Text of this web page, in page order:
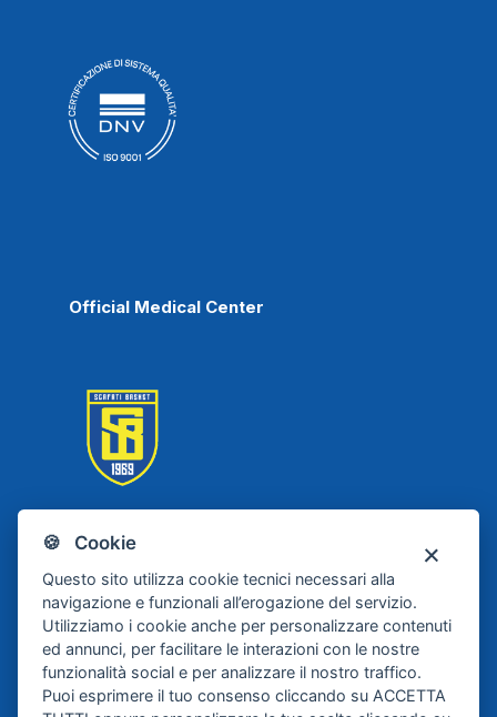
🍪 Cookie
Questo sito utilizza cookie tecnici necessari alla
navigazione e funzionali all’erogazione del servizio.
Utilizziamo i cookie anche per personalizzare contenuti
ed annunci, per facilitare le interazioni con le nostre
funzionalità social e per analizzare il nostro traffico.
Puoi esprimere il tuo consenso cliccando su ACCETTA
Official Medical Center
Scafati Basket